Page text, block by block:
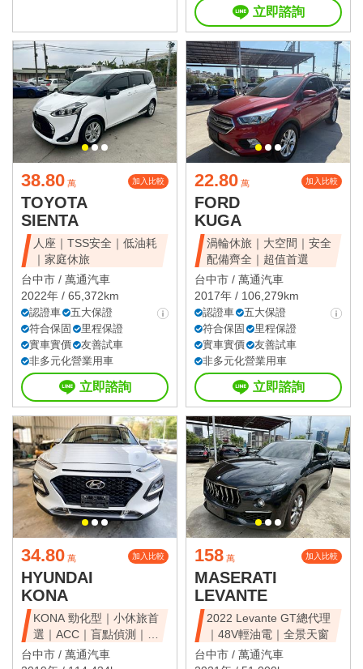
立即諮詢
38.80 萬 加入比較
TOYOTA
SIENTA
人座｜TSS安全｜低油耗
｜家庭休旅
台中市 / 萬通汽車
2022年 / 65,372km
認證車
五大保證
符合保固
里程保證
實車實價
友善試車
非多元化營業用車
立即諮詢
22.80 萬 加入比較
FORD
KUGA
渦輪休旅｜大空間｜安全
配備齊全｜超值首選
台中市 / 萬通汽車
2017年 / 106,279km
認證車
五大保證
符合保固
里程保證
實車實價
友善試車
非多元化營業用車
立即諮詢
34.80 萬 加入比較
HYUNDAI
KONA
KONA 勁化型｜小休旅首
選｜ACC｜盲點偵測｜省
油好開
台中市 / 萬通汽車
158 萬 加入比較
MASERATI
LEVANTE
2022 Levante GT總代理
｜48V輕油電｜全景天窗
台中市 / 萬通汽車